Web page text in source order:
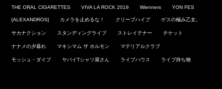
THE ORAL CIGARETTES VIVA LA ROCK 2019 Wienners YON FES
[ALEXANDROS] カメラを止めるな！ クリープハイプ ゲスの極み乙女。
サカナクション スタンディングライブ ストレイテナー チケット
ナナメの夕暮れ マキシマム ザ ホルモン マテリアルクラブ
モッシュ・ダイブ ヤバイTシャツ屋さん ライブハウス ライブ持ち物